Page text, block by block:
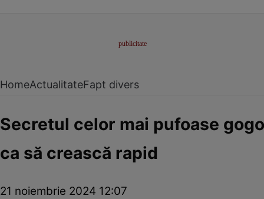
HomeActualitateFapt divers
Secretul celor mai pufoase
ca să crească rapid
21 noiembrie 2024 12:07